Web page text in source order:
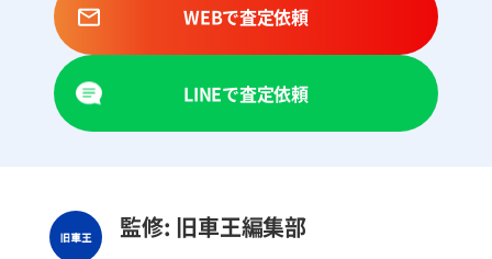
WEBで査定依頼
LINEで査定依頼
監修: 旧車王編集部